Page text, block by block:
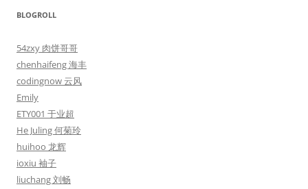
BLOGROLL
54zxy 肉饼哥哥
chenhaifeng 海丰
codingnow 云风
Emily
ETY001 于业超
He Juling 何菊玲
huihoo 龙辉
ioxiu 袖子
liuchang 刘畅